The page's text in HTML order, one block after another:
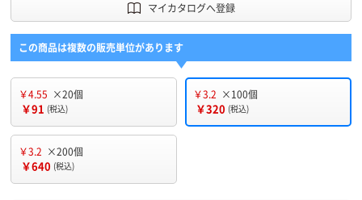
マイカタログへ登録
この商品は複数の販売単位があります
￥4.55 ×20個
￥91 (税込)
￥3.2 ×100個
￥320 (税込)
￥3.2 ×200個
￥640 (税込)